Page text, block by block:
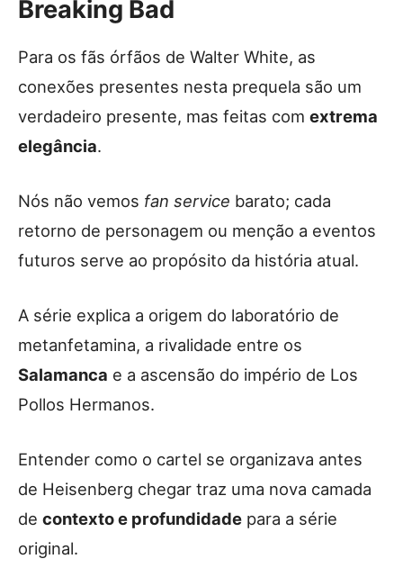
Breaking Bad
Para os fãs órfãos de Walter White, as
conexões presentes nesta prequela são um
verdadeiro presente, mas feitas com extrema
elegância.
Nós não vemos fan service barato; cada
retorno de personagem ou menção a eventos
futuros serve ao propósito da história atual.
A série explica a origem do laboratório de
metanfetamina, a rivalidade entre os
Salamanca e a ascensão do império de Los
Pollos Hermanos.
Entender como o cartel se organizava antes
de Heisenberg chegar traz uma nova camada
de contexto e profundidade para a série
original.